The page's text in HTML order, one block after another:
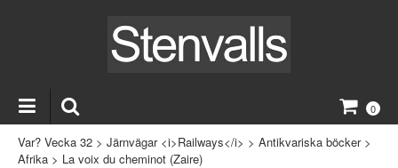
0
Var? Vecka 32 > Järnvägar <i>Railways</i> > Antikvariska böcker>
Afrika > La voix du cheminot (Zaire)